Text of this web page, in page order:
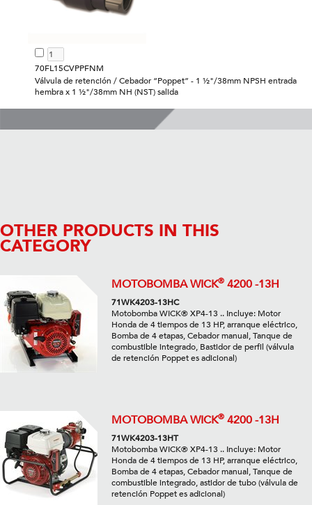
70FL15CVPPFNM
Válvula de retención / Cebador “Poppet” - 1 ½"/38mm NPSH entrada
hembra x 1 ½"/38mm NH (NST) salida
OTHER PRODUCTS IN THIS
CATEGORY
MOTOBOMBA WICK® 4200 -13H
71WK4203-13HC
Motobomba WICK® XP4-13 .. Incluye: Motor
Honda de 4 tiempos de 13 HP, arranque eléctrico,
Bomba de 4 etapas, Cebador manual, Tanque de
combustible integrado, Bastidor de perfil (válvula
de retención Poppet es adicional)
MOTOBOMBA WICK® 4200 -13H
71WK4203-13HT
Motobomba WICK® XP4-13 .. Incluye: Motor
Honda de 4 tiempos de 13 HP, arranque eléctrico,
Bomba de 4 etapas, Cebador manual, Tanque de
combustible integrado, astidor de tubo (válvula de
retención Poppet es adicional)